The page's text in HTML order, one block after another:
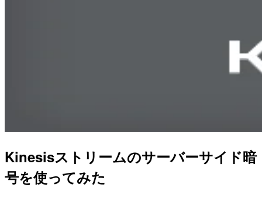
Kinesisストリームのサーバーサイド暗
号を使ってみた